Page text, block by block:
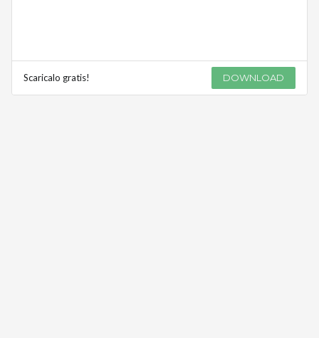
Scaricalo gratis! DOWNLOAD